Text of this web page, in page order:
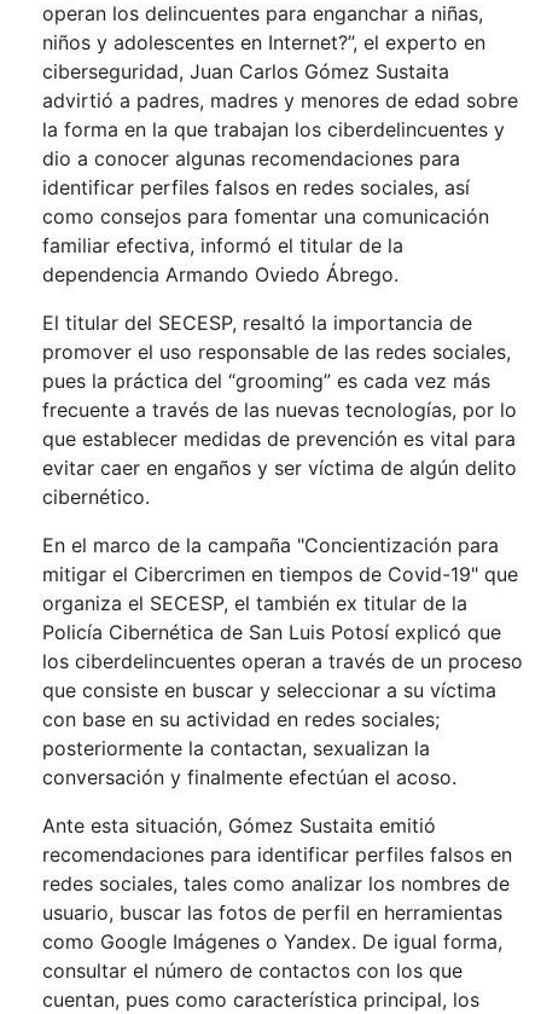
operan los delincuentes para enganchar a niñas,
niños y adolescentes en Internet?”, el experto en
ciberseguridad, Juan Carlos Gómez Sustaita
advirtió a padres, madres y menores de edad sobre
la forma en la que trabajan los ciberdelincuentes y
dio a conocer algunas recomendaciones para
identificar perfiles falsos en redes sociales, así
como consejos para fomentar una comunicación
familiar efectiva, informó el titular de la
dependencia Armando Oviedo Ábrego.
El titular del SECESP, resaltó la importancia de
promover el uso responsable de las redes sociales,
pues la práctica del “grooming” es cada vez más
frecuente a través de las nuevas tecnologías, por lo
que establecer medidas de prevención es vital para
evitar caer en engaños y ser víctima de algún delito
cibernético.
En el marco de la campaña "Concientización para
mitigar el Cibercrimen en tiempos de Covid-19" que
organiza el SECESP, el también ex titular de la
Policía Cibernética de San Luis Potosí explicó que
los ciberdelincuentes operan a través de un proceso
que consiste en buscar y seleccionar a su víctima
con base en su actividad en redes sociales;
posteriormente la contactan, sexualizan la
conversación y finalmente efectúan el acoso.
Ante esta situación, Gómez Sustaita emitió
recomendaciones para identificar perfiles falsos en
redes sociales, tales como analizar los nombres de
usuario, buscar las fotos de perfil en herramientas
como Google Imágenes o Yandex. De igual forma,
consultar el número de contactos con los que
cuentan, pues como característica principal, los